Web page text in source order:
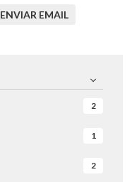
ENVIAR EMAIL
2
1
2